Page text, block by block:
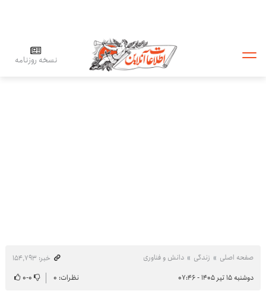
نسخه روزنامه
صفحه اصلی زندگی دانش و فناوری
خبر: ۱۵۴٬۷۹۳
دوشنبه ۱۵ تیر ۱۴۰۵ - ۰۷:۴۶
نظرات: ۰ ۰-۰